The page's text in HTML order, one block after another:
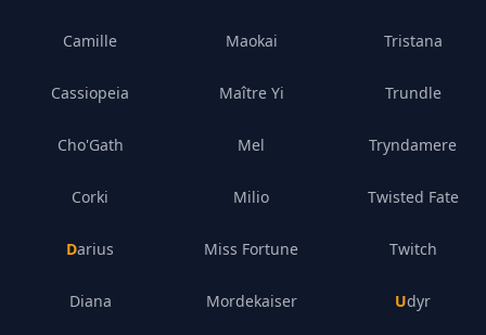
Camille
Cassiopeia
Cho'Gath
Corki
Darius
Diana
Maokai
Maître Yi
Mel
Milio
Miss Fortune
Mordekaiser
Tristana
Trundle
Tryndamere
Twisted Fate
Twitch
Udyr